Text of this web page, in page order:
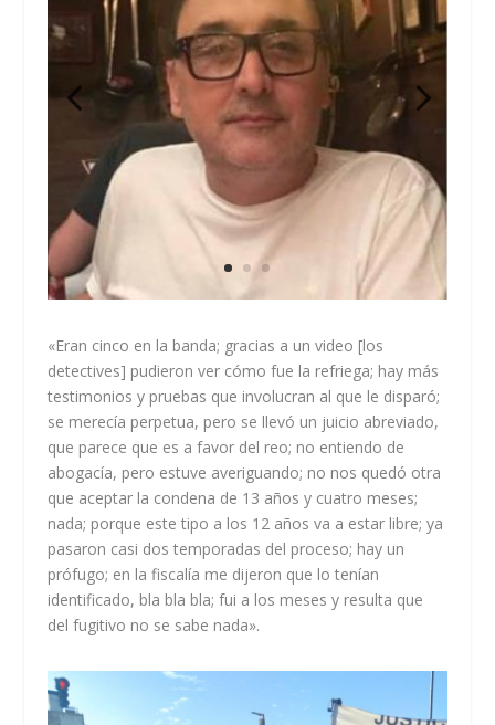
«Eran cinco en la banda; gracias a un video [los
detectives] pudieron ver cómo fue la refriega; hay más
testimonios y pruebas que involucran al que le disparó;
se merecía perpetua, pero se llevó un juicio abreviado,
que parece que es a favor del reo; no entiendo de
abogacía, pero estuve averiguando; no nos quedó otra
que aceptar la condena de 13 años y cuatro meses;
nada; porque este tipo a los 12 años va a estar libre; ya
pasaron casi dos temporadas del proceso; hay un
prófugo; en la fiscalía me dijeron que lo tenían
identificado, bla bla bla; fui a los meses y resulta que
del fugitivo no se sabe nada».